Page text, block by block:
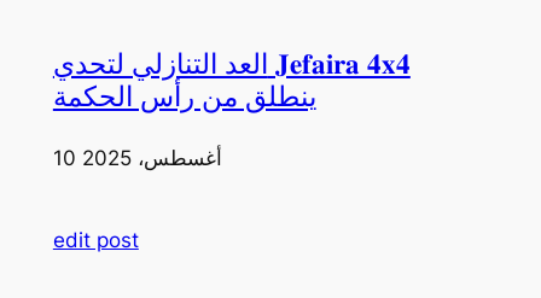
العد التنازلي لتحدي 𝐉𝐞𝐟𝐚𝐢𝐫𝐚 𝟒𝐱𝟒
ينطلق من رأس الحكمة
10 أغسطس، 2025
edit post